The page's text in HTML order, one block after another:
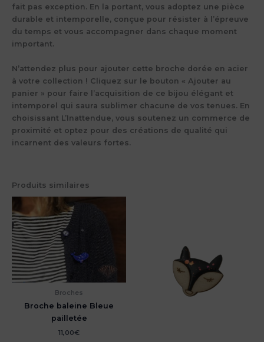
fait pas exception. En la portant, vous adoptez une pièce
durable et intemporelle, conçue pour résister à l’épreuve
du temps et vous accompagner dans chaque moment
important.
N’attendez plus pour ajouter cette broche dorée en acier
à votre collection ! Cliquez sur le bouton « Ajouter au
panier » pour faire l’acquisition de ce bijou élégant et
intemporel qui saura sublimer chacune de vos tenues. En
choisissant L’Inattendue, vous soutenez un commerce de
proximité et optez pour des créations de qualité qui
incarnent des valeurs fortes.
Produits similaires
Broches
Broche baleine Bleue
pailletée
11,00€